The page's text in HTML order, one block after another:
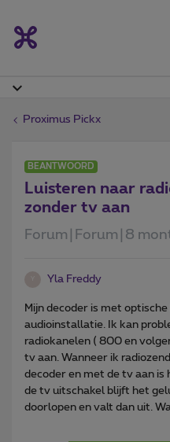
Proximus Pickx
BEANTWOORD
Luisteren naar
zonder tv aan
Forum|Forum|8
Yla Freddy
Mijn decoder is met
audioinstallatie. Ik kan
radiokanelen ( 800 en
tv aan. Wanneer ik
decoder en met de tv aan is
de tv uitschakel blijft het
doorlopen en valt dan uit.